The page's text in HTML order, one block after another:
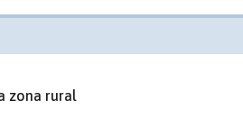
zona rural